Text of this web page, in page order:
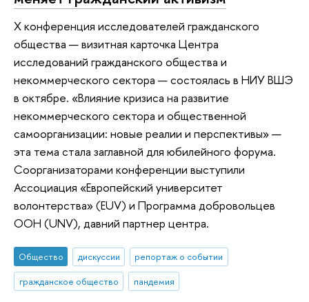
X конференция исследователей гражданского
общества — визитная карточка Центра
исследований гражданского общества и
некоммерческого сектора — состоялась в НИУ ВШЭ
в октябре. «Влияние кризиса на развитие
некоммерческого сектора и общественной
самоорганизации: новые реалии и перспективы» —
эта тема стала заглавной для юбилейного форума.
Соорганизаторами конференции выступили
Ассоциация «Европейский университет
волонтерства» (EUV) и Программа добровольцев
ООН (UNV), давний партнер центра.
Общество дискуссии
репортаж о событии
гражданское общество
пандемия